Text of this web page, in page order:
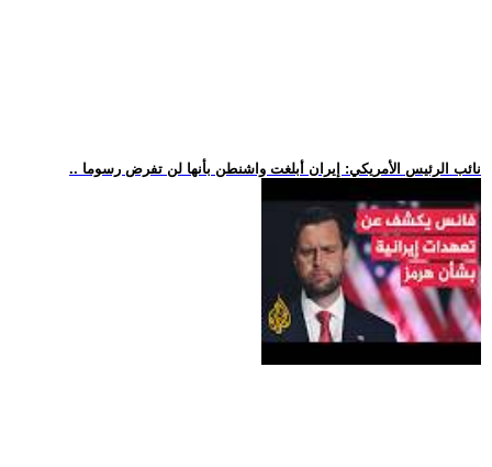
.. نائب الرئيس الأمريكي: إيران أبلغت واشنطن بأنها لن تفرض رسوما